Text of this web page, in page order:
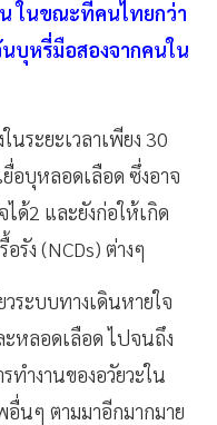
น ในขณะที่คนไทยกว่า
บุหรี่มือสองจากคนใน
ระยะเวลาเพียง 30
อบุหลอดเลือด ซึ่งอาจ
ด้2 และยังก่อให้เกิด
รัง (NCDs) ต่างๆ
วระบบทางเดินหายใจ
ะหลอดเลือด ไปจนถึง
ำงานของอวัยวะใน
นๆ ตามมาอีกมากมาย